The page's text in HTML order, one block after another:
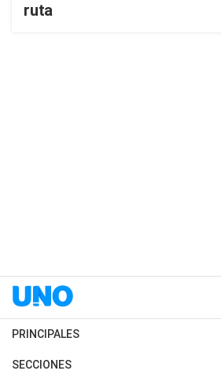
ruta
PRINCIPALES
Últimas Noticias
SECCIONES